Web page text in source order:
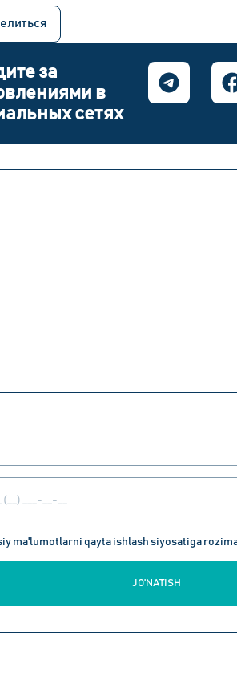
за
в
сетях
ma'lumotlarni qayta ishlash siyosatiga
JO'NATISH